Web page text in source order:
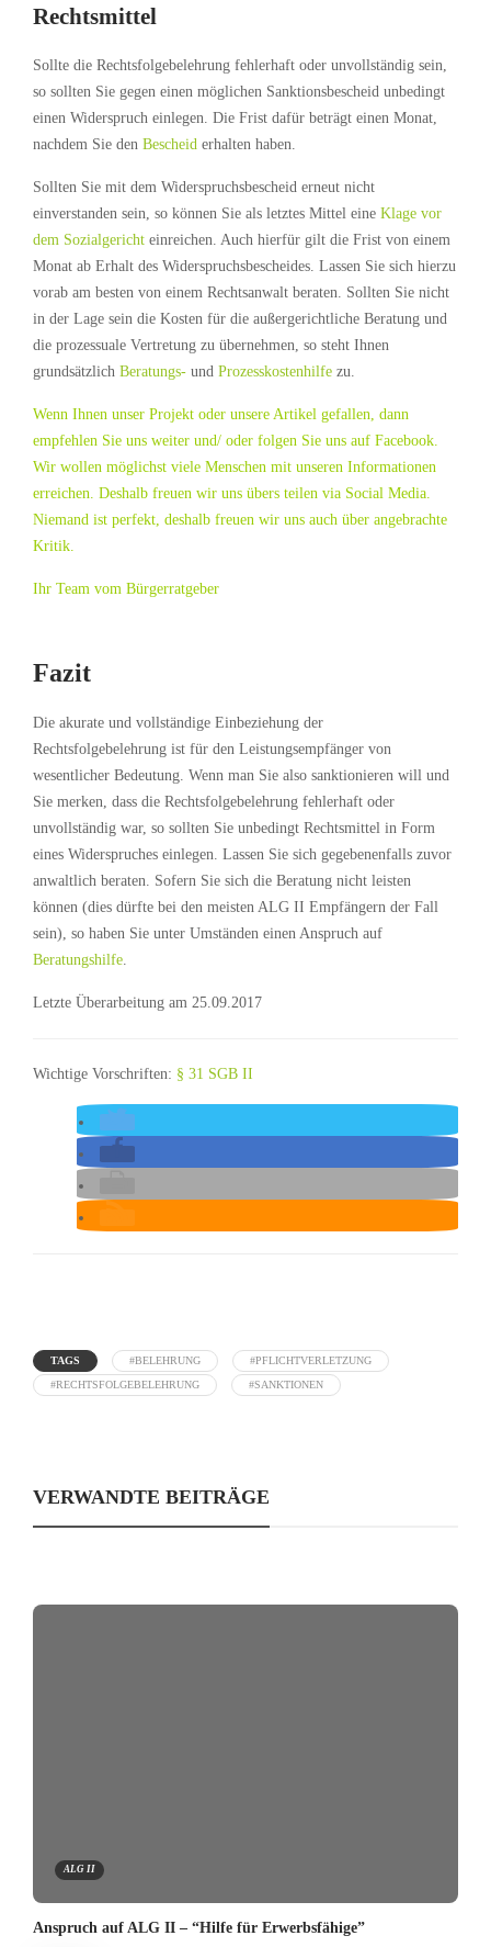
Rechtsmittel
Sollte die Rechtsfolgebelehrung fehlerhaft oder unvollständig sein,
so sollten Sie gegen einen möglichen Sanktionsbescheid unbedingt
einen Widerspruch einlegen. Die Frist dafür beträgt einen Monat,
nachdem Sie den Bescheid erhalten haben.
Sollten Sie mit dem Widerspruchsbescheid erneut nicht
einverstanden sein, so können Sie als letztes Mittel eine Klage vor
dem Sozialgericht einreichen. Auch hierfür gilt die Frist von einem
Monat ab Erhalt des Widerspruchsbescheides. Lassen Sie sich hierzu
vorab am besten von einem Rechtsanwalt beraten. Sollten Sie nicht
in der Lage sein die Kosten für die außergerichtliche Beratung und
die prozessuale Vertretung zu übernehmen, so steht Ihnen
grundsätzlich Beratungs- und Prozesskostenhilfe zu.
Wenn Ihnen unser Projekt oder unsere Artikel gefallen, dann
empfehlen Sie uns weiter und/ oder folgen Sie uns auf Facebook.
Wir wollen möglichst viele Menschen mit unseren Informationen
erreichen. Deshalb freuen wir uns übers teilen via Social Media.
Niemand ist perfekt, deshalb freuen wir uns auch über angebrachte
Kritik.
Ihr Team vom Bürgerratgeber
Fazit
Die akurate und vollständige Einbeziehung der
Rechtsfolgebelehrung ist für den Leistungsempfänger von
wesentlicher Bedeutung. Wenn man Sie also sanktionieren will und
Sie merken, dass die Rechtsfolgebelehrung fehlerhaft oder
unvollständig war, so sollten Sie unbedingt Rechtsmittel in Form
eines Widerspruches einlegen. Lassen Sie sich gegebenenfalls zuvor
anwaltlich beraten. Sofern Sie sich die Beratung nicht leisten
können (dies dürfte bei den meisten ALG II Empfängern der Fall
sein), so haben Sie unter Umständen einen Anspruch auf
Beratungshilfe.
Letzte Überarbeitung am 25.09.2017
Wichtige Vorschriften: § 31 SGB II
TAGS #BELEHRUNG
#PFLICHTVERLETZUNG
#RECHTSFOLGEBELEHRUNG
#SANKTIONEN
VERWANDTE BEITRÄGE
ALG II
Anspruch auf ALG II – “Hilfe für Erwerbsfähige”